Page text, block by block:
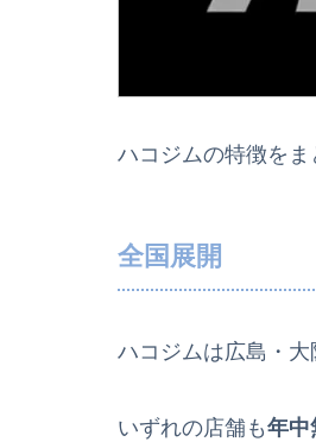
ハコジムの特徴をま
全国展開
ハコジムは広島・大
いずれの店舗も年中